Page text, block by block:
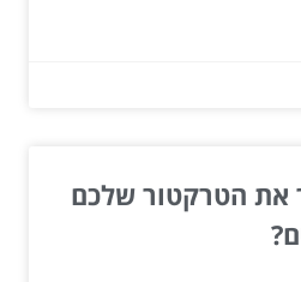
את הטרקטור שלכם